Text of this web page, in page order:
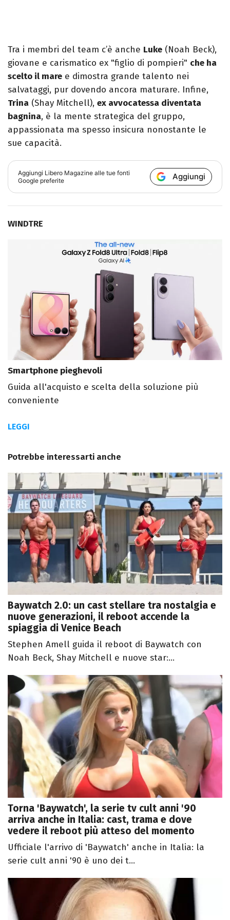
Tra i membri del team c’è anche Luke (Noah Beck),
giovane e carismatico ex "figlio di pompieri" che ha
scelto il mare e dimostra grande talento nei
salvataggi, pur dovendo ancora maturare. Infine,
Trina (Shay Mitchell), ex avvocatessa diventata
bagnina, è la mente strategica del gruppo,
appassionata ma spesso insicura nonostante le
sue capacità.
Aggiungi Libero Magazine alle tue fonti
Google preferite
Aggiungi
WINDTRE
Smartphone pieghevoli
Guida all'acquisto e scelta della soluzione più
conveniente
LEGGI
Potrebbe interessarti anche
Baywatch 2.0: un cast stellare tra nostalgia e
nuove generazioni, il reboot accende la
spiaggia di Venice Beach
Stephen Amell guida il reboot di Baywatch con
Noah Beck, Shay Mitchell e nuove star:...
Torna 'Baywatch', la serie tv cult anni '90
arriva anche in Italia: cast, trama e dove
vedere il reboot più atteso del momento
Ufficiale l'arrivo di 'Baywatch' anche in Italia: la
serie cult anni '90 è uno dei t...